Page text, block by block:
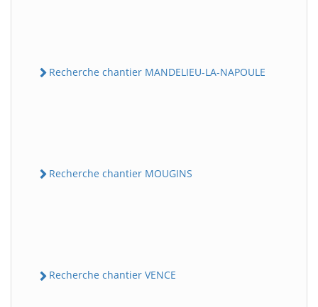
Recherche chantier MANDELIEU-LA-NAPOULE
Recherche chantier MOUGINS
Recherche chantier VENCE